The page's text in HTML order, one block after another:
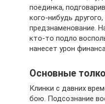
поединка,
кого-нибудь
предзнаменование.
кто-то подло
нанесет урон
Основные
Клинки с давних
бою. Подсознание